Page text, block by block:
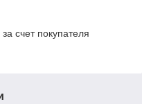
счет покупателя